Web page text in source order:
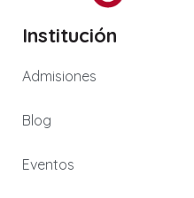
Institución
Admisiones
Blog
Eventos